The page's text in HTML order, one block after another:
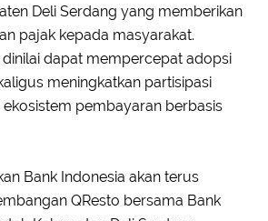
Deli Serdang yang memberikan
pajak kepada masyarakat.
dapat mempercepat adopsi
meningkatkan partisipasi
pembayaran berbasis
Bank Indonesia akan terus
QResto bersama Bank